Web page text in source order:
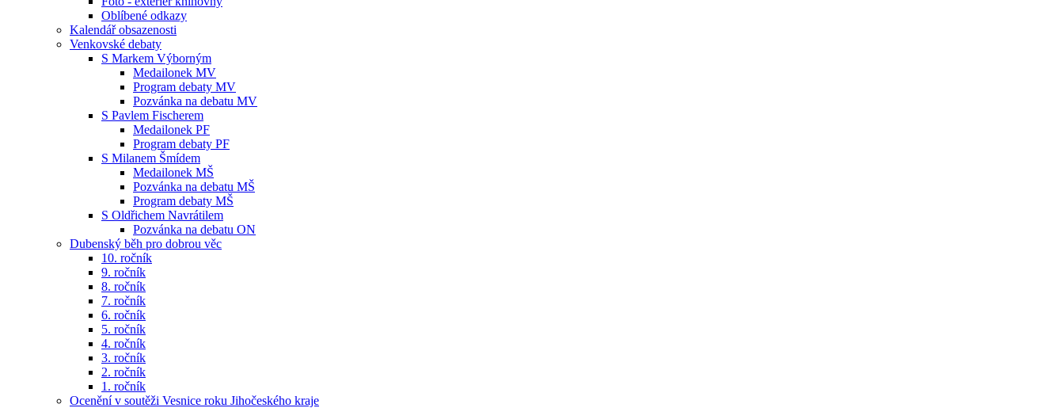
Oblíbené odkazy
Kalendář obsazenosti
Venkovské debaty
S Markem Výborným
Medailonek MV
Program debaty MV
Pozvánka na debatu MV
S Pavlem Fischerem
Medailonek PF
Program debaty PF
S Milanem Šmídem
Medailonek MŠ
Pozvánka na debatu MŠ
Program debaty MŠ
S Oldřichem Navrátilem
Pozvánka na debatu ON
Dubenský běh pro dobrou věc
10. ročník
9. ročník
8. ročník
7. ročník
6. ročník
5. ročník
4. ročník
3. ročník
2. ročník
1. ročník
Ocenění v soutěži Vesnice roku Jihočeského kraje